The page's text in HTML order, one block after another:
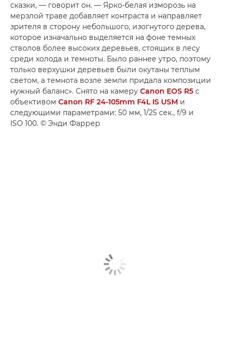
сказки, — говорит он. — Ярко-белая изморозь на
мерзлой траве добавляет контраста и направляет
зрителя в сторону небольшого, изогнутого дерева,
которое изначально выделяется на фоне темных
стволов более высоких деревьев, стоящих в лесу
среди холода и темноты. Было раннее утро, поэтому
только верхушки деревьев были окутаны теплым
светом, а темнота возле земли придала композиции
нужный баланс». Снято на камеру Canon EOS R5 с
объективом Canon RF 24-105mm F4L IS USM и
следующими параметрами: 50 мм, 1/25 сек., f/9 и
ISO 100. © Энди Фаррер